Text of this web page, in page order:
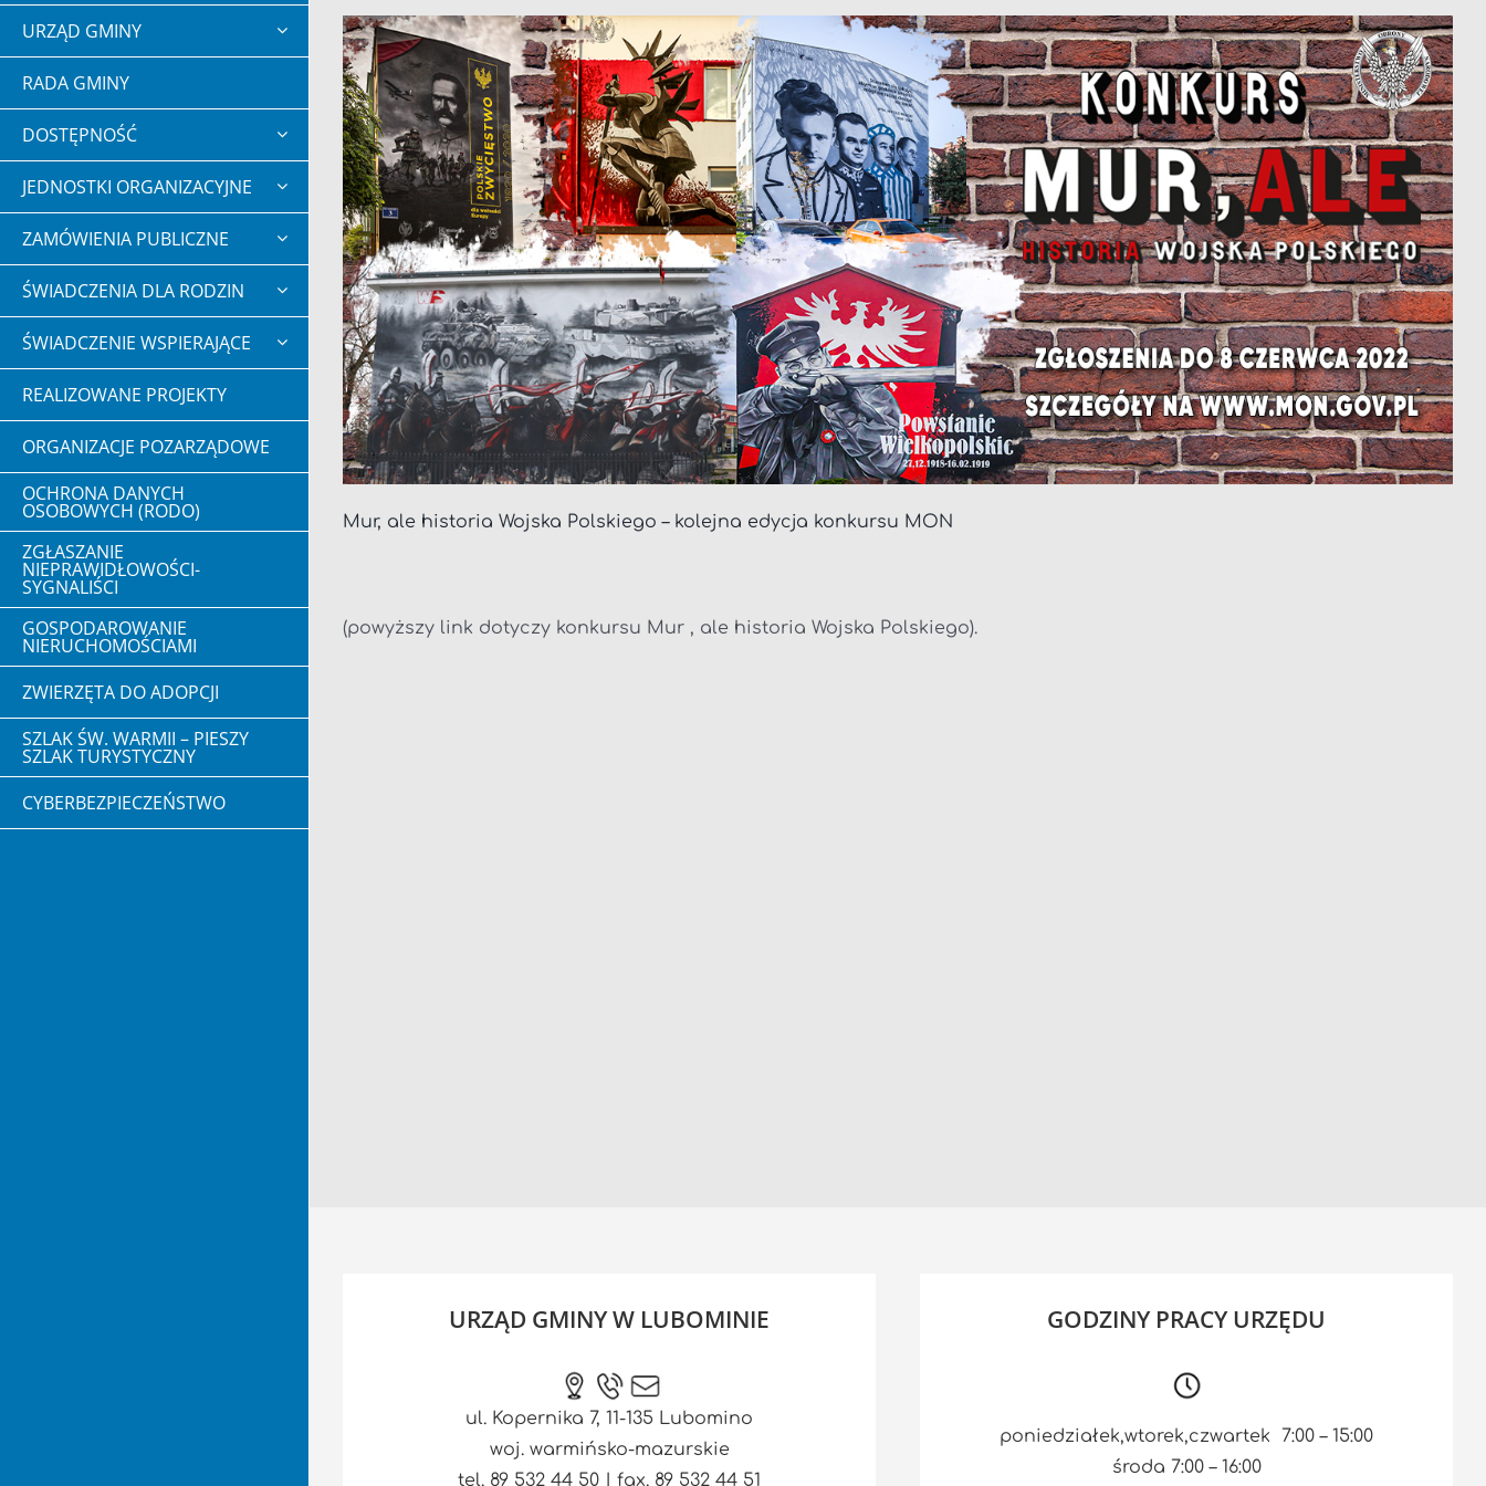
URZĄD GMINY
RADA GMINY
DOSTĘPNOŚĆ
JEDNOSTKI ORGANIZACYJNE
ZAMÓWIENIA PUBLICZNE
ŚWIADCZENIA DLA RODZIN
ŚWIADCZENIE WSPIERAJĄCE
REALIZOWANE PROJEKTY
ORGANIZACJE POZARZĄDOWE
OCHRONA DANYCH
OSOBOWYCH (RODO)
ZGŁASZANIE
NIEPRAWIDŁOWOŚCI-
SYGNALIŚCI
GOSPODAROWANIE
NIERUCHOMOŚCIAMI
ZWIERZĘTA DO ADOPCJI
SZLAK ŚW. WARMII – PIESZY
SZLAK TURYSTYCZNY
CYBERBEZPIECZEŃSTWO
Mur, ale historia Wojska Polskiego – kolejna edycja konkursu MON
(powyższy link dotyczy konkursu Mur , ale historia Wojska Polskiego).
URZĄD GMINY W LUBOMINIE
ul. Kopernika 7, 11-135 Lubomino
woj. warmińsko-mazurskie
tel. 89 532 44 50 | fax. 89 532 44 51
GODZINY PRACY URZĘDU
poniedziałek,wtorek,czwartek 7:00 – 15:00
środa 7:00 – 16:00